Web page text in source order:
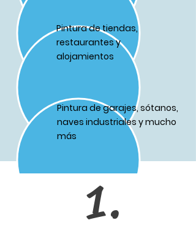
Pintura de tiendas,
restaurantes y
alojamientos
Pintura de garajes, sótanos,
naves industriales y mucho
más
1.